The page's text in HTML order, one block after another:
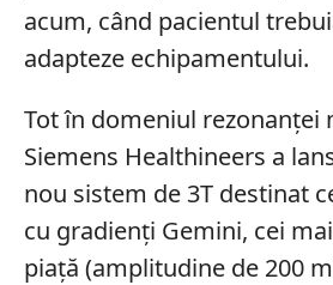
acum, când pacientul
adapteze echipamentului.
Tot în domeniul rezonanței
Siemens Healthineers a
nou sistem de 3T destinat
cu gradienți Gemini, cei
piață (amplitudine de 200